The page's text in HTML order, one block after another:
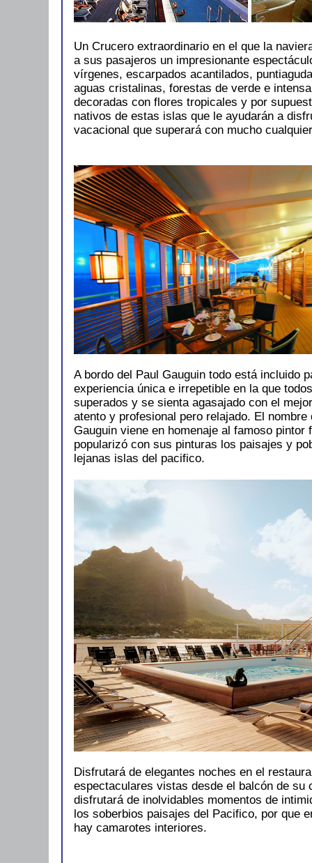
Un Crucero extraordinario en el que la
a sus pasajeros un impresionante
vírgenes, escarpados acantilados,
aguas cristalinas, forestas de verde e
decoradas con flores tropicales y por
nativos de estas islas que le ayudarán a
vacacional que superará con mucho
A bordo del Paul Gauguin todo está incluido
experiencia única e irrepetible en la que
superados y se sienta agasajado con el
atento y profesional pero relajado. El nombre
Gauguin viene en homenaje al famoso pintor
popularizó con sus pinturas los paisajes y
lejanas islas del pacifico.
Disfrutará de elegantes noches en el
espectaculares vistas desde el balcón de su
disfrutará de inolvidables momentos de
los soberbios paisajes del Pacifico, por que
hay camarotes interiores.